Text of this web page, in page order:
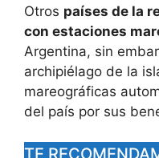
Otros países de la
con estaciones
Argentina, sin
archipiélago de la
mareográficas
del país por sus
TE